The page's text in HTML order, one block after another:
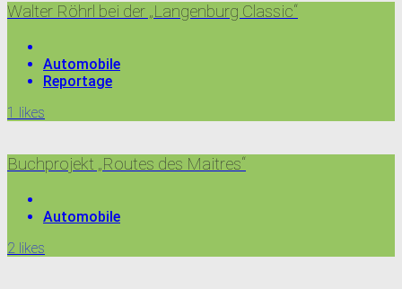
Walter Röhrl bei der „Langenburg Classic“
Automobile
Reportage
1 likes
Buchprojekt „Routes des Maitres“
Automobile
2 likes